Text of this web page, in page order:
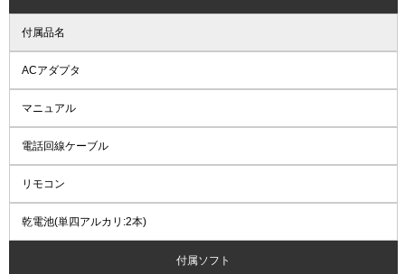
付属品名
ACアダプタ
マニュアル
電話回線ケーブル
リモコン
乾電池(単四アルカリ:2本)
付属ソフト